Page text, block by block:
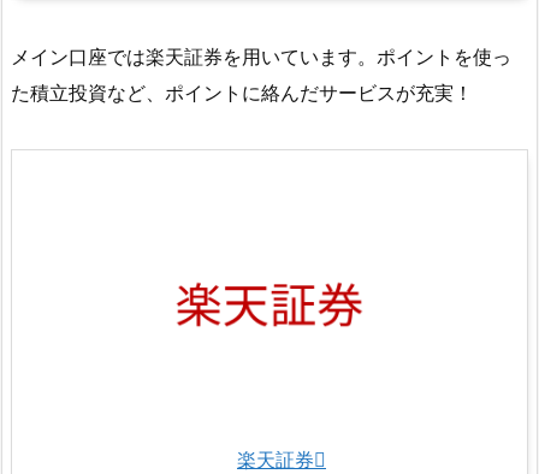
メイン口座では楽天証券を用いています。ポイントを使っ
た積立投資など、ポイントに絡んだサービスが充実！
楽天証券